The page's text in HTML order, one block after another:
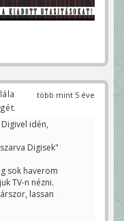
több mint 5 éve
idén,
Digisek"
sok haverom
TV-n nézni.
lassan